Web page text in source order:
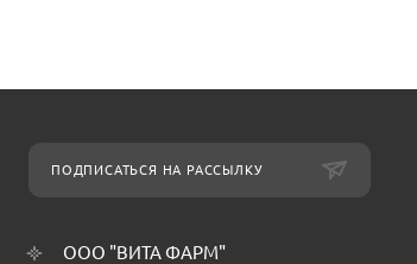
ПОДПИСАТЬСЯ НА РАССЫЛКУ
ООО "ВИТА ФАРМ"